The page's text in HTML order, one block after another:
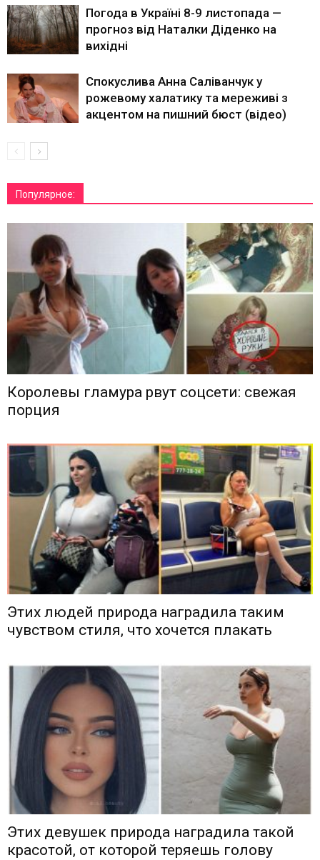
Погода в Україні 8-9 листопада —
прогноз від Наталки Діденко на
вихідні
Спокуслива Анна Саліванчук у
рожевому халатику та мереживі з
акцентом на пишний бюст (відео)
Популярное:
Королевы гламура рвут соцсети: свежая
порция
Этих людей природа наградила таким
чувством стиля, что хочется плакать
Этих девушек природа наградила такой
красотой, от которой теряешь голову